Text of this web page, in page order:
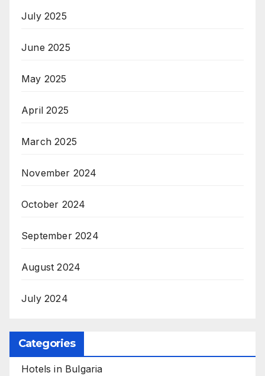
July 2025
June 2025
May 2025
April 2025
March 2025
November 2024
October 2024
September 2024
August 2024
July 2024
Categories
Hotels in Bulgaria